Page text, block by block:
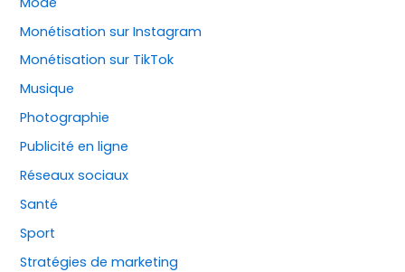
Monétisation sur Instagram
Monétisation sur TikTok
Musique
Photographie
Publicité en ligne
Réseaux sociaux
Santé
Sport
Stratégies de marketing